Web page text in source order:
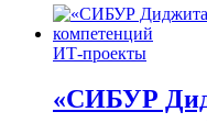
ИТ-проекты
«СИБУР